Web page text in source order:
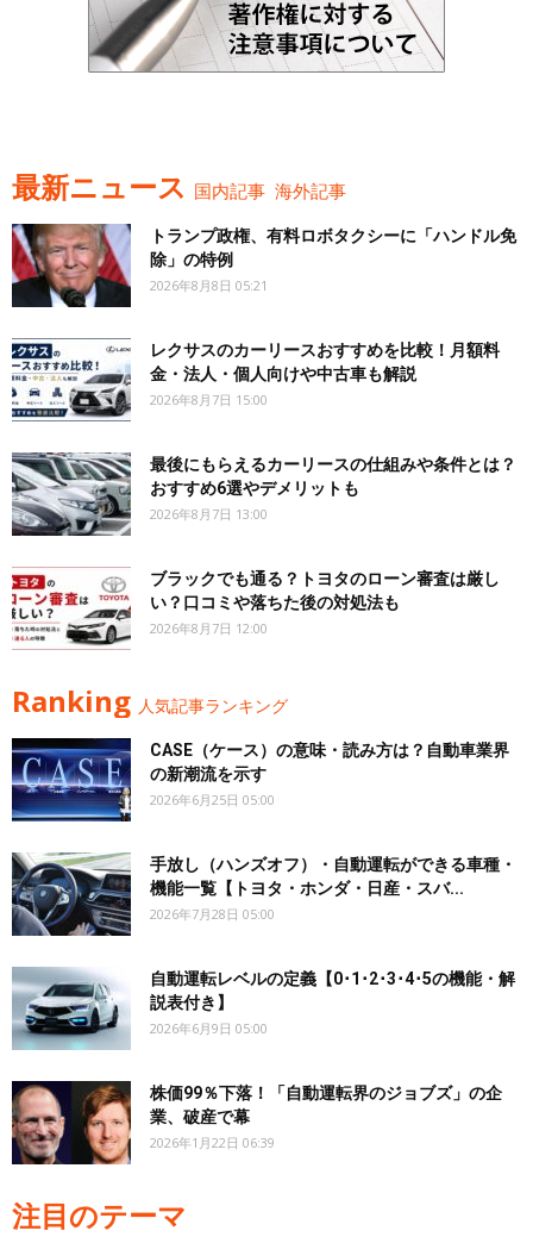
最新ニュース 国内記事 海外記事
トランプ政権、有料ロボタクシーに「ハンドル免
除」の特例
2026年8月8日 05:21
レクサスのカーリースおすすめを比較！月額料
金・法人・個人向けや中古車も解説
2026年8月7日 15:00
最後にもらえるカーリースの仕組みや条件とは？
おすすめ6選やデメリットも
2026年8月7日 13:00
ブラックでも通る？トヨタのローン審査は厳し
い？口コミや落ちた後の対処法も
2026年8月7日 12:00
Ranking 人気記事ランキング
CASE（ケース）の意味・読み方は？自動車業界
の新潮流を示す
2026年6月25日 05:00
手放し（ハンズオフ）・自動運転ができる車種・
機能一覧【トヨタ・ホンダ・日産・スバ...
2026年7月28日 05:00
自動運転レベルの定義【0･1･2･3･4･5の機能・解
説表付き】
2026年6月9日 05:00
株価99％下落！「自動運転界のジョブズ」の企
業、破産で幕
2026年1月22日 06:39
注目のテーマ